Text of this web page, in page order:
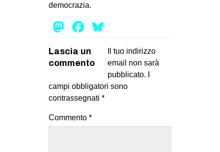
democrazia.
Mastodon
Facebook
Lascia un
commento
Il tuo indirizzo
email non sarà
pubblicato.
campi obbligatori sono
contrassegnati *
Commento *